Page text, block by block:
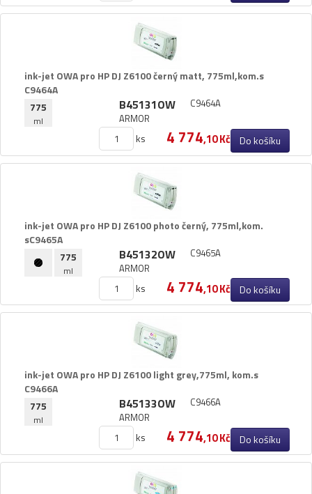
ink-​jet OWA pro HP DJ Z6100 černý matt,​ 775ml,​kom.​s
C9464A
775
ml
B45131OW
ARMOR
C9464A
ks 4 774,10 Kč Do košíku
ink-​jet OWA pro HP DJ Z6100 photo černý,​ 775ml,​kom.​
sC9465A
775
ml
B45132OW
ARMOR
C9465A
ks 4 774,10 Kč Do košíku
ink-​jet OWA pro HP DJ Z6100 light grey,​775ml,​ kom.​s
C9466A
775
ml
B45133OW
ARMOR
C9466A
ks 4 774,10 Kč Do košíku